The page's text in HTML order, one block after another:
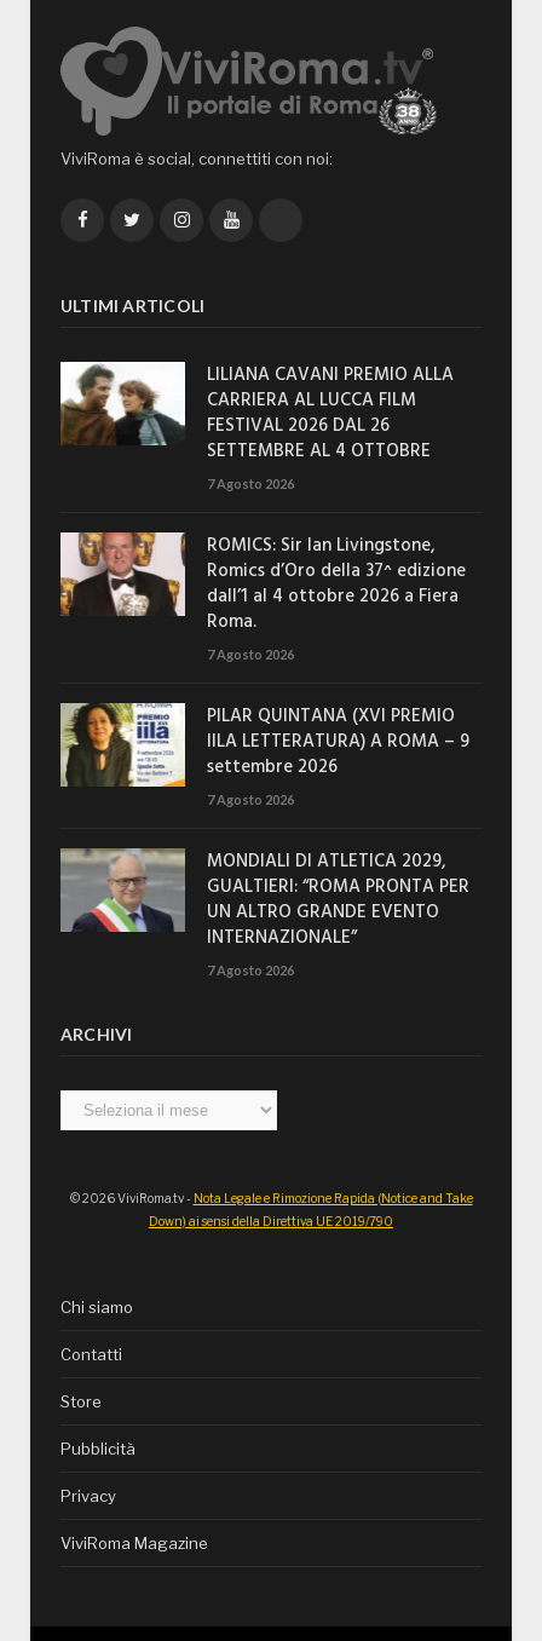
ViviRoma è social, connettiti con noi:
FacebookTwitterInstagramYouTube
ULTIMI ARTICOLI
LILIANA CAVANI PREMIO ALLA
CARRIERA AL LUCCA FILM
FESTIVAL 2026 DAL 26
SETTEMBRE AL 4 OTTOBRE
7 Agosto 2026
ROMICS: Sir Ian Livingstone,
Romics d’Oro della 37^ edizione
dall’1 al 4 ottobre 2026 a Fiera
Roma.
7 Agosto 2026
PILAR QUINTANA (XVI PREMIO
IILA LETTERATURA) A ROMA – 9
settembre 2026
7 Agosto 2026
MONDIALI DI ATLETICA 2029,
GUALTIERI: “ROMA PRONTA PER
UN ALTRO GRANDE EVENTO
INTERNAZIONALE”
7 Agosto 2026
ARCHIVI
Archivi
© 2026 ViviRoma.tv - Nota Legale e Rimozione Rapida (Notice and Take
Down) ai sensi della Direttiva UE 2019/790
Chi siamo
Contatti
Store
Pubblicità
Privacy
ViviRoma Magazine